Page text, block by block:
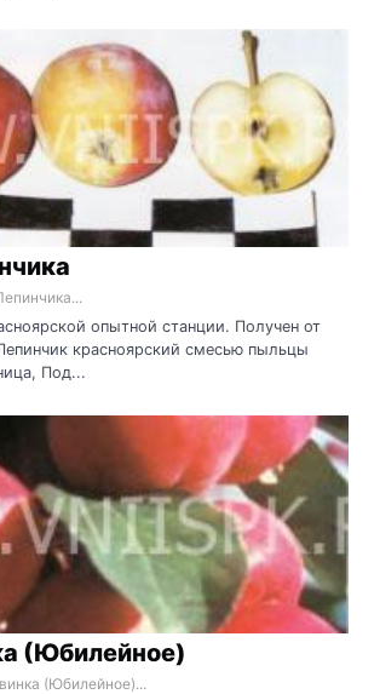
опытной станции. Получен от
красноярский смесью пыльцы
Под...
(Юбилейное)
(Юбилейное)...